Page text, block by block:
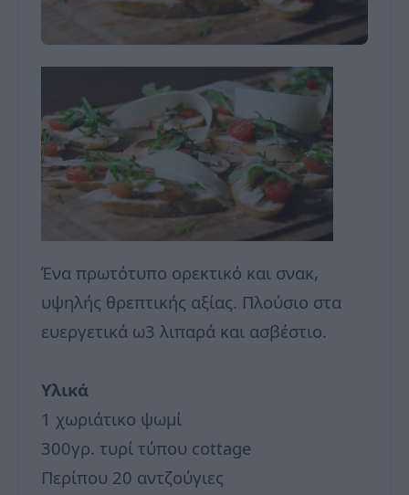
Ένα πρωτότυπο ορεκτικό και σνακ,
υψηλής θρεπτικής αξίας. Πλούσιο στα
ευεργετικά ω3 λιπαρά και ασβέστιο.
Υλικά
1 χωριάτικο ψωμί
300γρ. τυρί τύπου cottage
Περίπου 20 αντζούγιες